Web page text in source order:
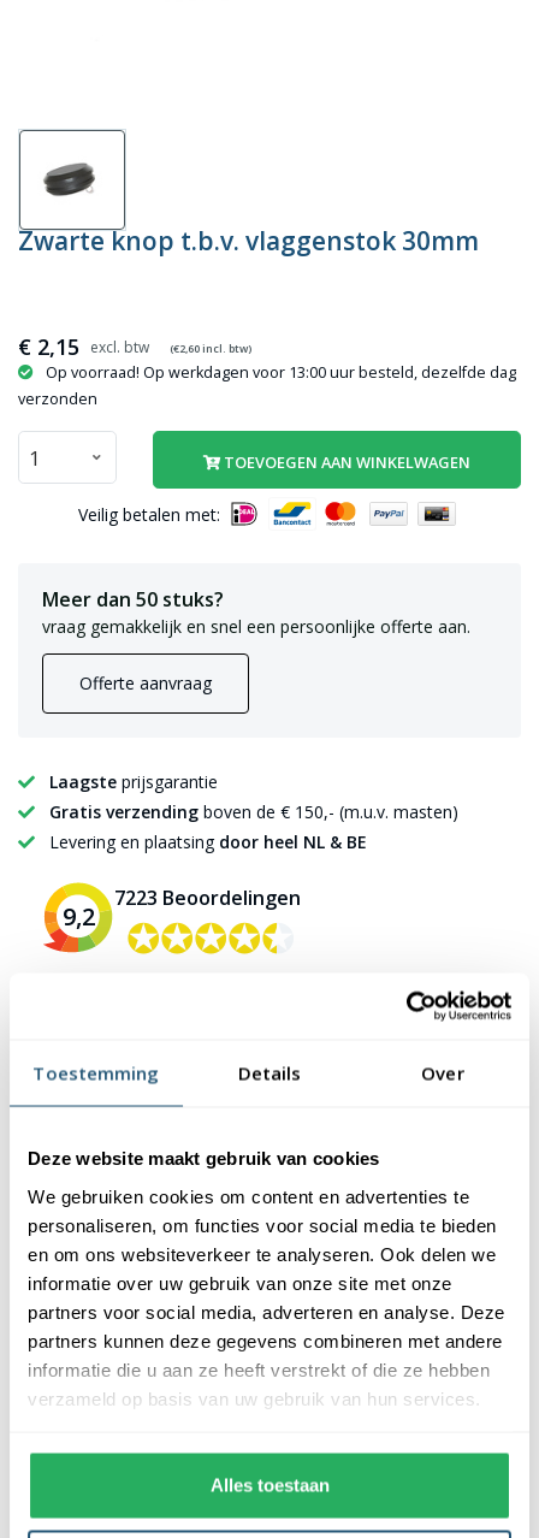
Toestemming Details Over
Deze website maakt gebruik van cookies
We gebruiken cookies om content en advertenties te
personaliseren, om functies voor social media te bieden
en om ons websiteverkeer te analyseren. Ook delen we
informatie over uw gebruik van onze site met onze
partners voor social media, adverteren en analyse. Deze
partners kunnen deze gegevens combineren met andere
informatie die u aan ze heeft verstrekt of die ze hebben
verzameld op basis van uw gebruik van hun services.
Alles toestaan
Zwarte knop t.b.v. vlaggenstok 30mm
€ 2,15 (€2,60incl. btw)
Op voorraad! Op werkdagen voor 13:00 uur besteld, dezelfde dag
verzonden
TOEVOEGEN AAN WINKELWAGEN
Veilig betalen met:
Meer dan 50 stuks?
vraag gemakkelijk en snel een persoonlijke offerte aan.
Offerte aanvraag
Laagste prijsgarantie
Gratis verzending boven de € 150,- (m.u.v. masten)
Levering en plaatsing door heel NL & BE
9,2
7223 Beoordelingen
✪✪✪✪✪
✪✪✪✪✪
Beschrijving
Reviews
Beschrijving
De zwarte vlaggenstokknop is geschikt voor een vlaggenstok
met een diameter van 30mm. De knop is gemaakt van kunststof
en bevat een metalen oog aan de onderzijde om de vlag en/of
wimpel te bevestigen. Deze knop wordt standaard geleverd bij
Standaard leveren wij bij de witte vlaggenstok een oranje knop.